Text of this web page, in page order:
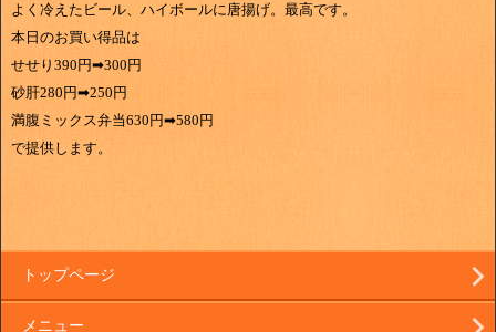
よく冷えたビール、ハイボールに唐揚げ。最高です。
本日のお買い得品は
せせり390円➡300円
砂肝280円➡250円
満腹ミックス弁当630円➡580円
で提供します。
トップページ
メニュー